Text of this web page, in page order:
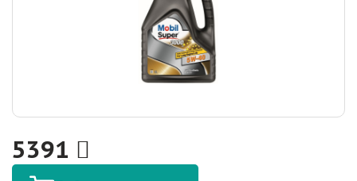
5391